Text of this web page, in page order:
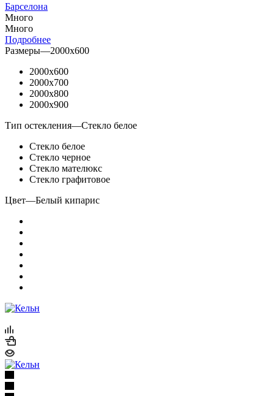
Барселона
Много
Много
Подробнее
Размеры—2000x600
2000x600
2000x700
2000x800
2000x900
Тип остекления—Стекло белое
Стекло белое
Стекло черное
Стекло мателюкс
Стекло графитовое
Цвет—Белый кипарис